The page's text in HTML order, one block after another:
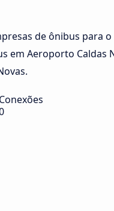
de ônibus para o
em Aeroporto Caldas
Conexões